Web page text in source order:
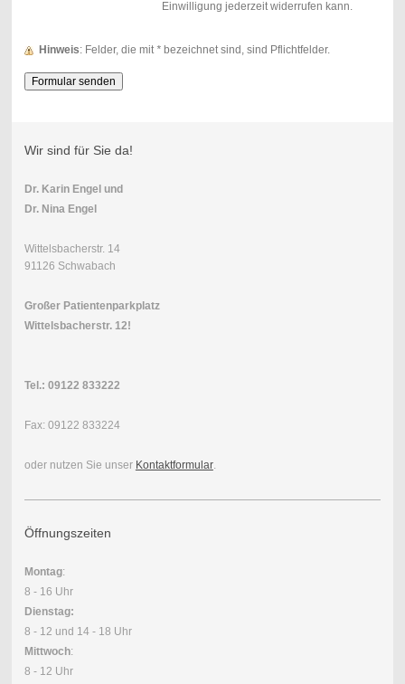
Einwilligung jederzeit widerrufen kann.
Hinweis : Felder, die mit *bezeichnet sind, sind Pflichtfelder.
Wir sind für Sie da!
Dr. Karin Engel und
Dr. Nina Engel
Wittelsbacherstr. 14
91126 Schwabach
Großer Patientenparkplatz
Wittelsbacherstr. 12!
Tel.: 09122 833222
Fax: 09122 833224
oder nutzen Sie unser Kontaktformular.
Öffnungszeiten
Montag:
8 - 16 Uhr
Dienstag:
8 - 12 und 14 - 18 Uhr
Mittwoch:
8 - 12 Uhr